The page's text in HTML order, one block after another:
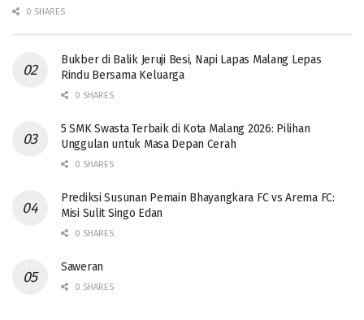
0 SHARES
Bukber di Balik Jeruji Besi, Napi Lapas Malang Lepas
Rindu Bersama Keluarga
0 SHARES
5 SMK Swasta Terbaik di Kota Malang 2026: Pilihan
Unggulan untuk Masa Depan Cerah
0 SHARES
Prediksi Susunan Pemain Bhayangkara FC vs Arema FC:
Misi Sulit Singo Edan
0 SHARES
Saweran
0 SHARES